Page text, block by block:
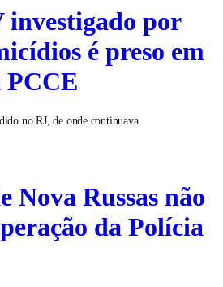
por
é preso em
PCCE
no RJ, de onde continuava
Nova Russas não
da Polícia